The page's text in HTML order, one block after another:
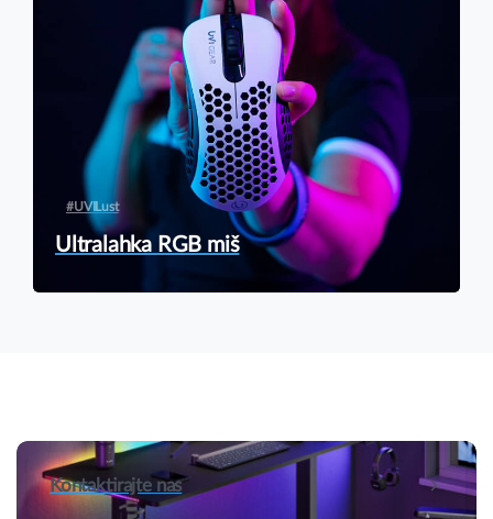
#UVILust
Ultralahka RGB miš
Kontaktirajte nas